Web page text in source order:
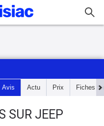
Avis Actu Prix Fiches
SUR JEEP